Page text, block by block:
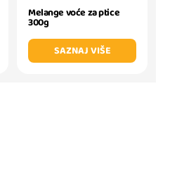
Melange voće za ptice
300g
SAZNAJ VIŠE